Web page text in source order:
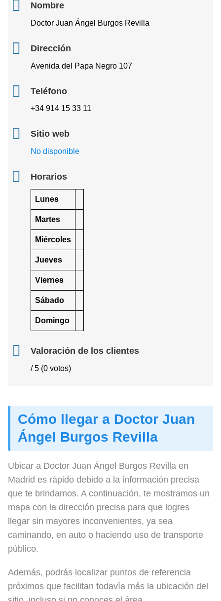
Nombre
Doctor Juan Ángel Burgos Revilla
Dirección
Avenida del Papa Negro 107
Teléfono
+34 914 15 33 11
Sitio web
No disponible
Horarios
Lunes
Martes
Miércoles
Jueves
Viernes
Sábado
Domingo
Valoración de los clientes
/ 5 (0 votos)
Cómo llegar a Doctor Juan
Ángel Burgos Revilla
Ubicar a Doctor Juan Ángel Burgos Revilla en
Madrid es rápido debido a la información precisa
que te brindamos. A continuación, te mostramos un
mapa con la dirección precisa para que logres
llegar sin mayores inconvenientes, ya sea
caminando, en auto o haciendo uso de transporte
público.
Además, podrás localizar puntos de referencia
próximos que facilitan todavía más la ubicación del